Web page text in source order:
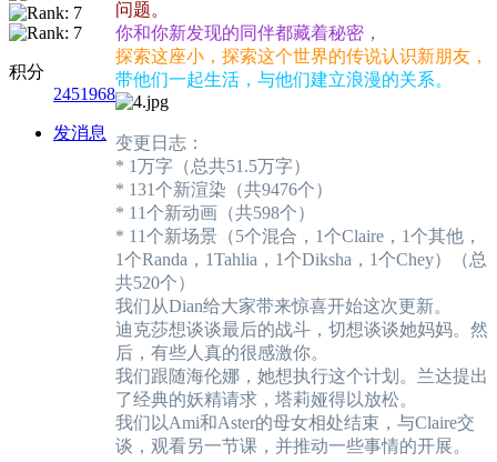
积分
2451968
发消息
问题。
你和你新发现的同伴都藏着秘密，
探索这座小，探索这个世界的传说认识新朋友，
带他们一起生活，与他们建立浪漫的关系。
变更日志：
* 1万字（总共51.5万字）
* 131个新渲染（共9476个）
* 11个新动画（共598个）
* 11个新场景（5个混合，1个Claire，1个其他，
1个Randa，1Tahlia，1个Diksha，1个Chey）（总
共520个）
我们从Dian给大家带来惊喜开始这次更新。
迪克莎想谈谈最后的战斗，切想谈谈她妈妈。然
后，有些人真的很感激你。
我们跟随海伦娜，她想执行这个计划。兰达提出
了经典的妖精请求，塔莉娅得以放松。
我们以Ami和Aster的母女相处结束，与Claire交
谈，观看另一节课，并推动一些事情的开展。